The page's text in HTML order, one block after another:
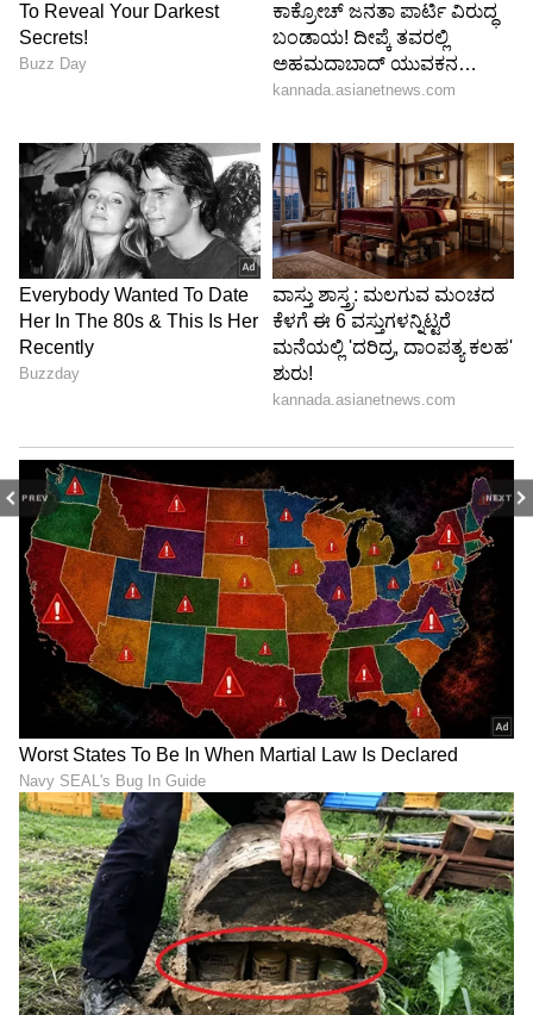
PREV NEXT
ಬಹಳ ನೊಂದು ಈ ತೀರ್ಮಾನ ಮಾಡಿದ್ದೇವೆ. ಬಿಜೆಪಿಯಲ್ಲಿ
ನಮಗೆ ಬೆನ್ನಿಗೆ ಚೂರಿ ಹಾಕಿದರು. ಬೆಂಗಳೂರು ದಕ್ಷಿಣ
ಕ್ಷೇತ್ರದಲ್ಲಿ ಹೇಗೆ ಬಿಜೆಪಿ ಕಟ್ಟಿದೆನೋ ಅದೇ ರೀತಿ ಕಾಂಗ್ರೆಸ್ಸನ್ನು
ಇಲ್ಲದಿದ್ದರೆ ರಸ್ತೆಯಲ್ಲೇ ಆತ್ಮಹತ್ಯೆ ಮಾಡಿಕೊಳ್ಳುತ್ತೇನೆ.
-ವಿ. ಬಾಲಕೃಷ್ಣ, ಬಿಬಿಎಂಪಿ ಮಾಜಿ ಸದಸ್ಯ